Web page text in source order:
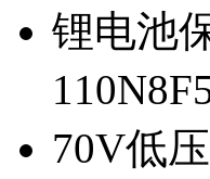
锂电池
70V低